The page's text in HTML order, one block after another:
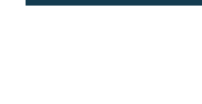
Behandling av personuppgifter